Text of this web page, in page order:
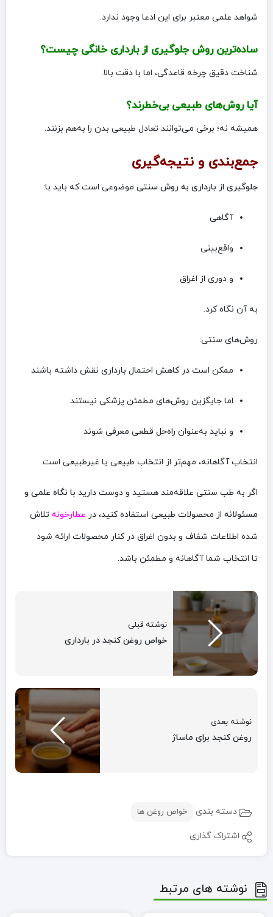
شواهد علمی معتبر برای این ادعا وجود ندارد.
ساده‌ترین روش جلوگیری از بارداری خانگی چیست؟
شناخت دقیق چرخه قاعدگی، اما با دقت بالا.
آیا روش‌های طبیعی بی‌خطرند؟
همیشه نه؛ برخی می‌توانند تعادل طبیعی بدن را به‌هم بزنند.
جمع‌بندی و نتیجه‌گیری
جلوگیری از بارداری به روش سنتی موضوعی است که باید با:
آگاهی
واقع‌بینی
و دوری از اغراق
به آن نگاه کرد.
روش‌های سنتی:
ممکن است در کاهش احتمال بارداری نقش داشته باشند
اما جایگزین روش‌های مطمئن پزشکی نیستند
و نباید به‌عنوان راه‌حل قطعی معرفی شوند
انتخاب آگاهانه، مهم‌تر از انتخاب طبیعی یا غیرطبیعی است.
اگر به طب سنتی علاقه‌مند هستید و دوست دارید با نگاه علمی و
مسئولانه از محصولات طبیعی استفاده کنید، در عطارخونه تلاش
شده اطلاعات شفاف و بدون اغراق در کنار محصولات ارائه شود
تا انتخاب شما آگاهانه و مطمئن باشد.
نوشته قبلی
خواص روغن کنجد در بارداری
نوشته بعدی
روغن کنجد برای ماساژ
دسته بندی خواص روغن ها
اشتراک گذاری
نوشته های مرتبط